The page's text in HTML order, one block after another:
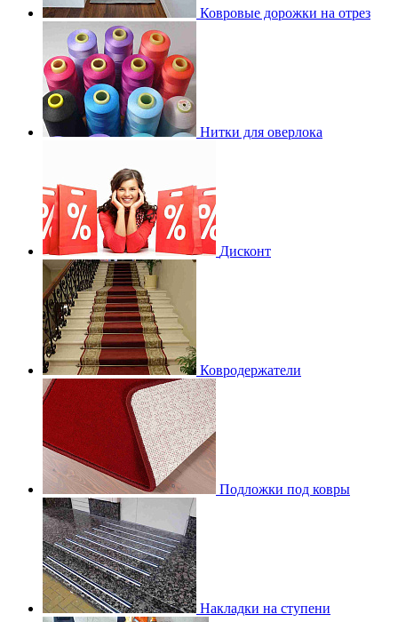
Ковровые дорожки на отрез
Нитки для оверлока
Дисконт
Ковродержатели
Подложки под ковры
Накладки на ступени